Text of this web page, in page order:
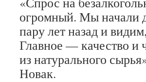
огромный. Мы начали
пару лет назад и
Главное — качество и
из натурального
Новак.